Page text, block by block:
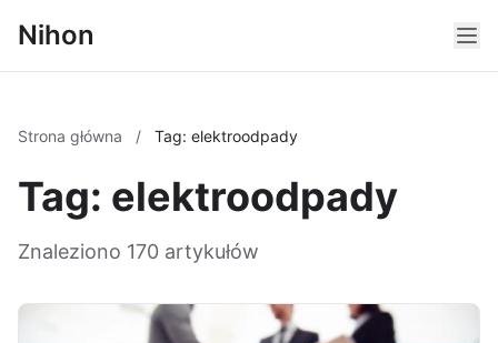
Nihon
Strona główna / Tag: elektroodpady
Tag: elektroodpady
Znaleziono 170 artykułów